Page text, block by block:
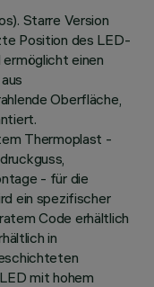
Starre Version
Position des LED-
einen
Oberfläche,
Thermoplast -
- für die
ein spezifischer
Code erhältlich
in
mit hohem